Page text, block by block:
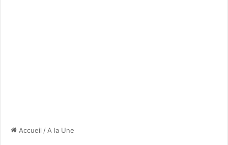
Accueil / A la Une